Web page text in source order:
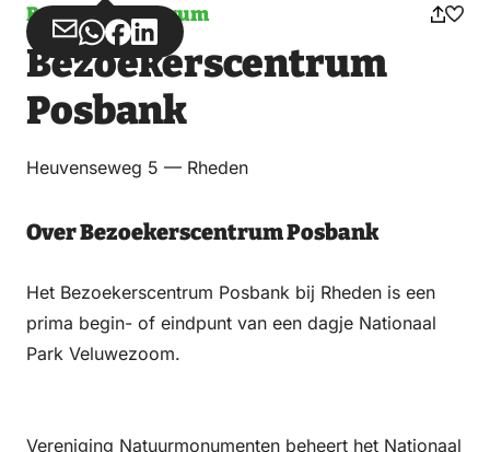
Bezoekerscentrum
Deel
via
Email
Deel
via
WhatsApp
Deel
op
Facebook
Deel
op
LinkedIn
Bezoekerscentrum
Posbank
Heuvenseweg 5 — Rheden
Over Bezoekerscentrum Posbank
Het Bezoekerscentrum Posbank bij Rheden is een
prima begin- of eindpunt van een dagje Nationaal
Park Veluwezoom.
Vereniging Natuurmonumenten beheert het Nationaal